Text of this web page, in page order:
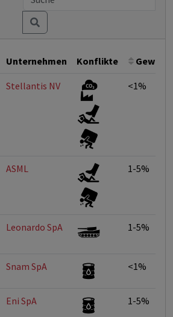
Unternehmen Konflikte
Stellantis NV <1%
ASML 1-5%
Leonardo SpA 1-5%
Snam SpA <1%
Eni SpA 1-5%